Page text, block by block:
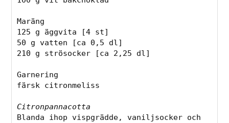
Maräng
125 g äggvita [4 st]
50 g vatten [ca 0,5 dl]
210 g strösocker [ca 2,25 dl]
Garnering
färsk citronmeliss
Citronpannacotta
Blanda ihop vispgrädde, vaniljsocker och